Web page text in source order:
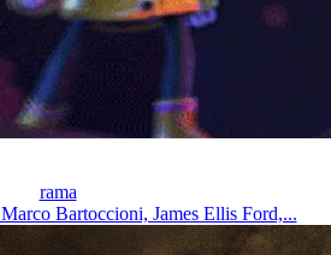
rama
Bartoccioni, James Ellis Ford,...